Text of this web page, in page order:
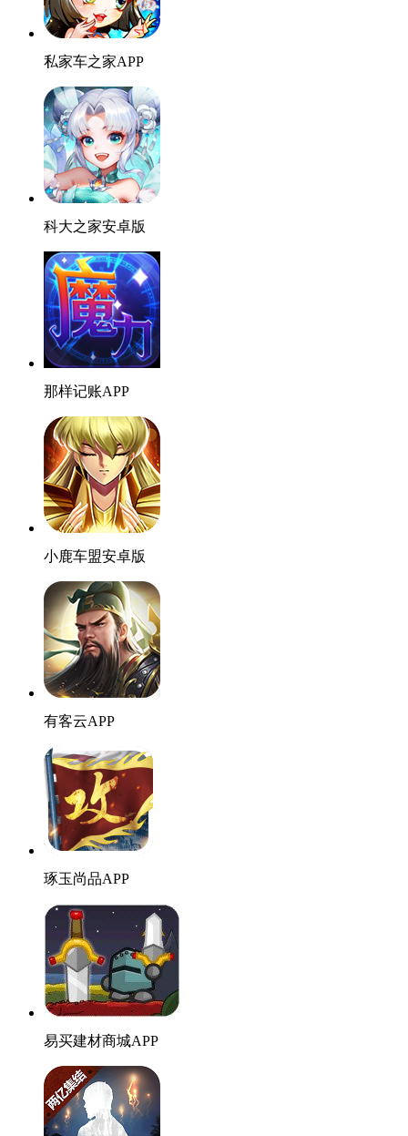
私家车之家APP
科大之家安卓版
那样记账APP
小鹿车盟安卓版
有客云APP
琢玉尚品APP
易买建材商城APP